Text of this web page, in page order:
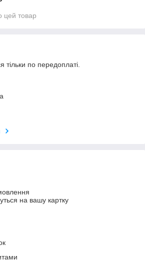
цей товар
тільки по передоплаті.
на вашу картку